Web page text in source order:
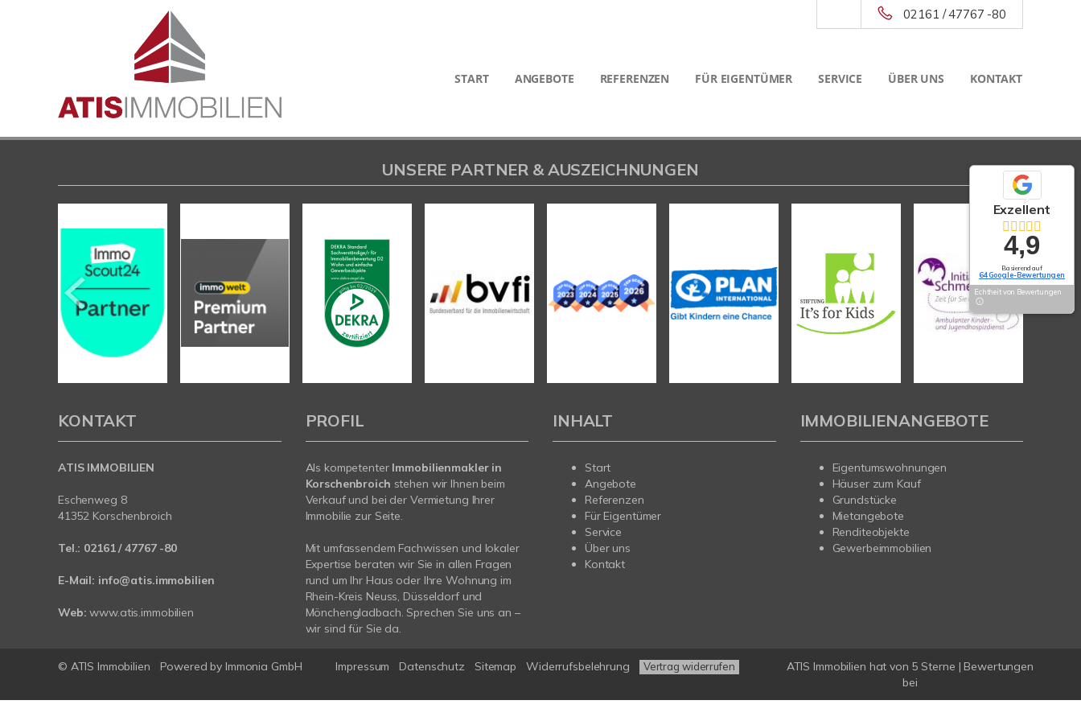
02161 / 47767 -80
START ANGEBOTE REFERENZEN FÜR EIGENTÜMER SERVICE ÜBER UNS KONTAKT
Exzellent
4,9
Basierend auf
64 Google-Bewertungen
Echtheit von Bewertungen
UNSERE PARTNER & AUSZEICHNUNGEN
KONTAKT
ATIS IMMOBILIEN
Eschenweg 8
41352 Korschenbroich
Tel.: 02161 / 47767 -80
E-Mail: info@atis.immobilien
Web: www.atis.immobilien
PROFIL
Als kompetenter Immobilienmakler in
Korschenbroich stehen wir Ihnen beim
Verkauf und bei der Vermietung Ihrer
Immobilie zur Seite.
Mit umfassendem Fachwissen und lokaler
Expertise beraten wir Sie in allen Fragen
rund um Ihr Haus oder Ihre Wohnung im
Rhein-Kreis Neuss, Düsseldorf und
Mönchengladbach. Sprechen Sie uns an –
wir sind für Sie da.
INHALT
Start
Angebote
Referenzen
Für Eigentümer
Service
Über uns
Kontakt
IMMOBILIENANGEBOTE
Eigentumswohnungen
Häuser zum Kauf
Grundstücke
Mietangebote
Renditeobjekte
Gewerbeimmobilien
© ATIS Immobilien Powered by Immonia GmbH Impressum Datenschutz Sitemap Widerrufsbelehrung Vertrag widerrufen ATIS Immobilien hatvon 5 Sterne | Bewertungen
bei